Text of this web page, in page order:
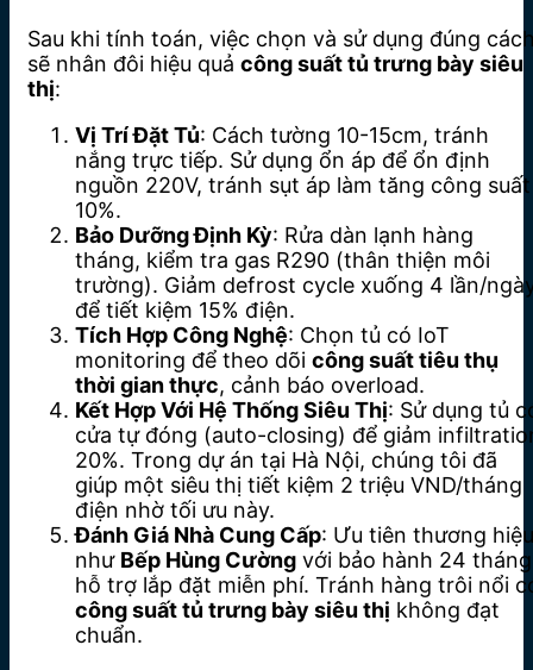
Sau khi tính toán, việc chọn và sử dụng đúng
sẽ nhân đôi hiệu quả công suất tủ trưng bày siêu
thị:
Vị Trí Đặt Tủ: Cách tường 10-15cm, tránh
nắng trực tiếp. Sử dụng ổn áp để ổn định
nguồn 220V, tránh sụt áp làm tăng công suất
10%.
Bảo Dưỡng Định Kỳ: Rửa dàn lạnh hàng
tháng, kiểm tra gas R290 (thân thiện môi
trường). Giảm defrost cycle xuống 4 lần/
để tiết kiệm 15% điện.
Tích Hợp Công Nghệ: Chọn tủ có IoT
monitoring để theo dõi công suất tiêu thụ
thời gian thực, cảnh báo overload.
Kết Hợp Với Hệ Thống Siêu Thị: Sử dụng tủ
cửa tự đóng (auto-closing) để giảm
20%. Trong dự án tại Hà Nội, chúng tôi đã
giúp một siêu thị tiết kiệm 2 triệu VND/tháng
điện nhờ tối ưu này.
Đánh Giá Nhà Cung Cấp: Ưu tiên thương hiệu
như Bếp Hùng Cường với bảo hành 24
hỗ trợ lắp đặt miễn phí. Tránh hàng trôi nổi
công suất tủ trưng bày siêu thị không đạt
chuẩn.